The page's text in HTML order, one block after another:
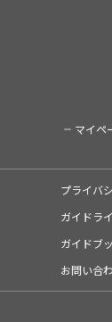
マイペ
プライバ
ガイドラ
ガイドブ
お問い合